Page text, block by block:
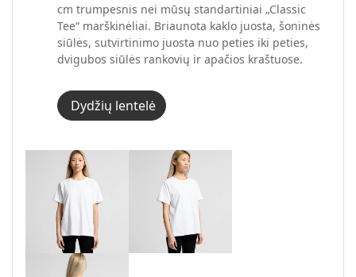
cm trumpesnis nei mūsų standartiniai „Classic
Tee“ marškinėliai. Briaunota kaklo juosta, šoninės
siūlės, sutvirtinimo juosta nuo peties iki peties,
dvigubos siūlės rankovių ir apačios kraštuose.
Dydžių lentelė